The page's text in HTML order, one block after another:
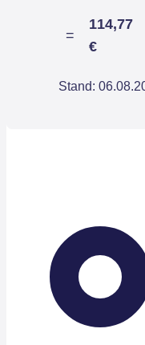
=
114,77
€
Stand: